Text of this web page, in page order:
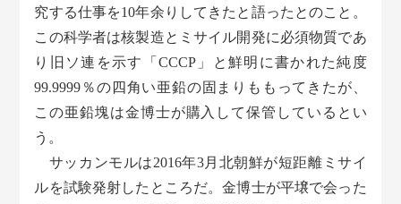
究する仕事を10年余りしてきたと語ったとのこと。
この科学者は核製造とミサイル開発に必須物質であ
り旧ソ連を示す「CCCP」と鮮明に書かれた純度
99.9999％の四角い亜鉛の固まりももってきたが、
この亜鉛塊は金博士が購入して保管しているとい
う。
サッカンモルは2016年3月北朝鮮が短距離ミサイ
ルを試験発射したところだ。金博士が平壌で会った